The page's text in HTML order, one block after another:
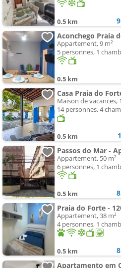
0.5 km
Aconchego Praia
Appartement, 9 m²
5 personnes, 1
0.5 km
Casa Praia do
Maison de vacances,
14 personnes, 4
0.5 km
Appartement, 50 m²
6 personnes, 1
0.5 km
Appartement, 38 m²
4 personnes, 1
0.5 km